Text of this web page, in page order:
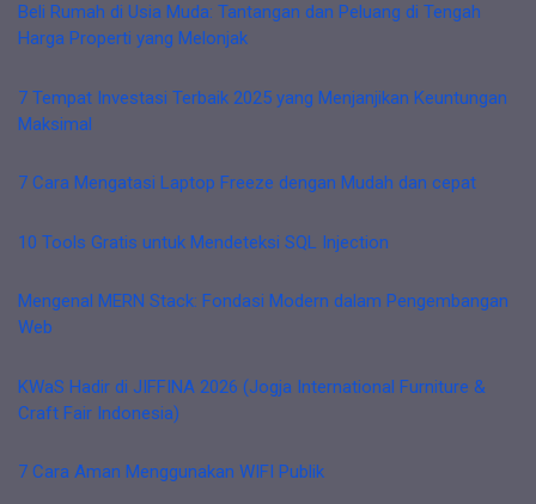
Beli Rumah di Usia Muda: Tantangan dan Peluang di Tengah
Harga Properti yang Melonjak
7 Tempat Investasi Terbaik 2025 yang Menjanjikan Keuntungan
Maksimal
7 Cara Mengatasi Laptop Freeze dengan Mudah dan cepat
10 Tools Gratis untuk Mendeteksi SQL Injection
Mengenal MERN Stack: Fondasi Modern dalam Pengembangan
Web
KWaS Hadir di JIFFINA 2026 (Jogja International Furniture &
Craft Fair Indonesia)
7 Cara Aman Menggunakan WIFI Publik